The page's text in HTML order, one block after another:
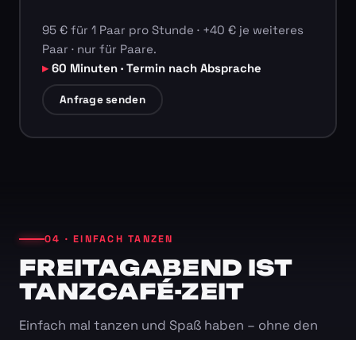
95 € für 1 Paar pro Stunde · +40 € je weiteres
Paar · nur für Paare.
60 Minuten · Termin nach Absprache
Anfrage senden
04 · EINFACH TANZEN
FREITAGABEND IST
TANZCAFÉ-ZEIT
Einfach mal tanzen und Spaß haben – ohne den